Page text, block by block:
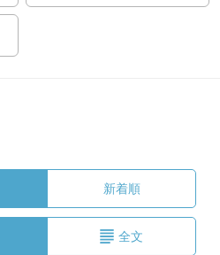
新着順
全文